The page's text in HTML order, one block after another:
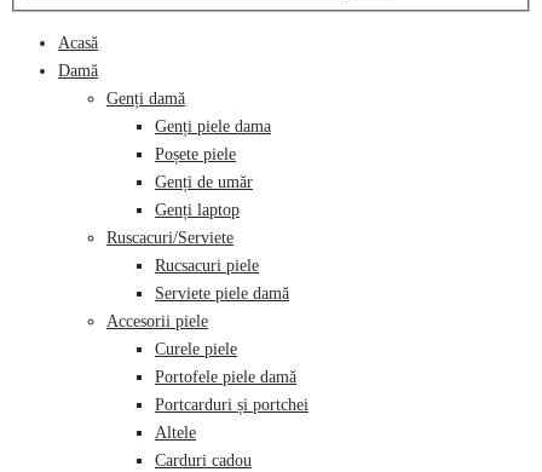
Acasă
Damă
Genți damă
Genți piele dama
Poșete piele
Genți de umăr
Genți laptop
Ruscacuri/Serviete
Rucsacuri piele
Serviete piele damă
Accesorii piele
Curele piele
Portofele piele damă
Portcarduri și portchei
Altele
Carduri cadou